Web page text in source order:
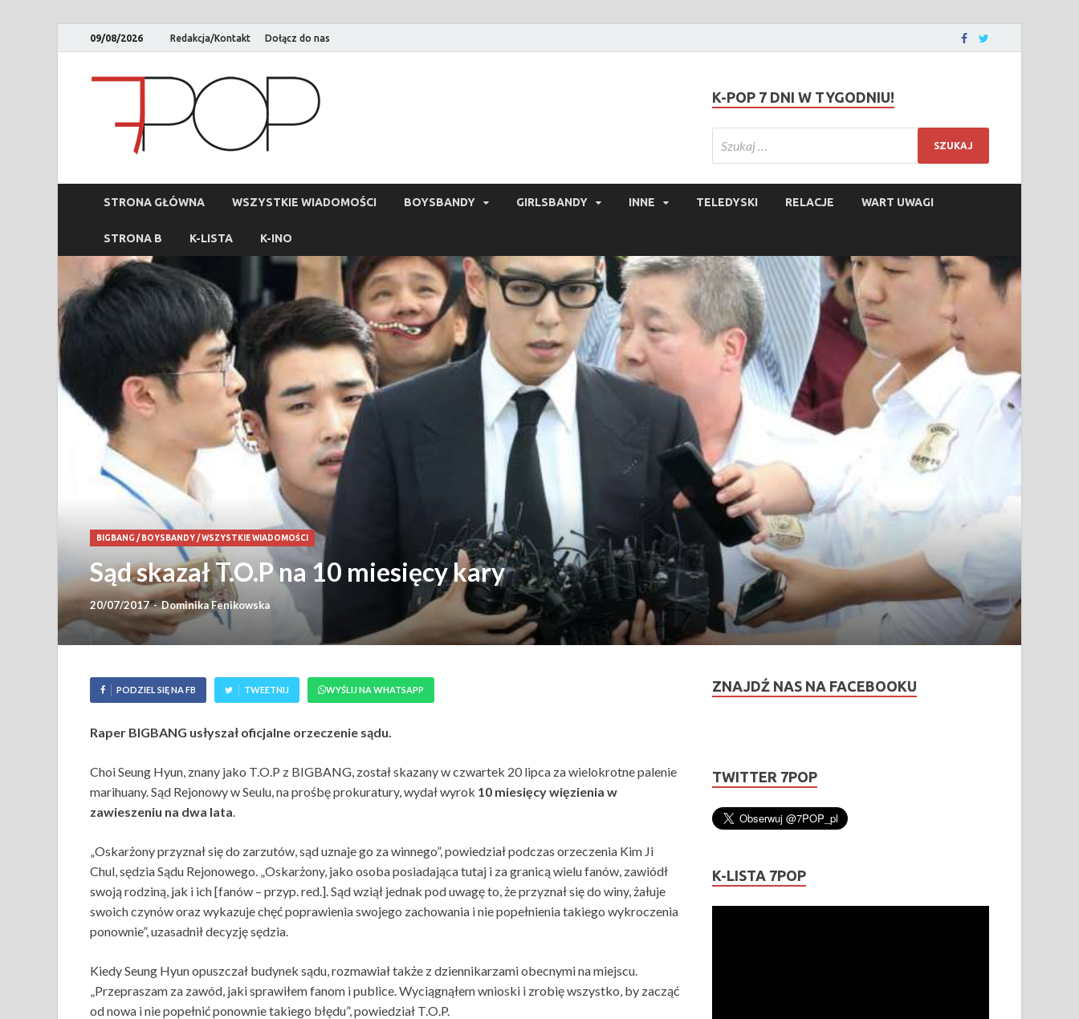
09/08/2026 Redakcja/Kontakt Dołącz do nas
K-POP 7 DNI W TYGODNIU!
STRONA GŁÓWNA WSZYSTKIE WIADOMOŚCI BOYSBANDY GIRLSBANDY INNE TELEDYSKI RELACJE WART UWAGI
STRONA B K-LISTA K-INO
BIGBANG / BOYSBANDY/WSZYSTKIE WIADOMOŚCI
Sąd skazał T.O.P na 10 miesięcy kary
20/07/2017-Dominika Fenikowska
PODZIEL SIĘ NA FB TWEETNIJ WYŚLIJ NA WHATSAPP
Raper BIGBANG usłyszał oficjalne orzeczenie sądu.
Choi Seung Hyun, znany jako T.O.P z BIGBANG, został skazany w czwartek 20 lipca za wielokrotne palenie
marihuany. Sąd Rejonowy w Seulu, na prośbę prokuratury, wydał wyrok 10 miesięcy więzienia w
zawieszeniu na dwa lata.
„Oskarżony przyznał się do zarzutów, sąd uznaje go za winnego”, powiedział podczas orzeczenia Kim Ji
Chul, sędzia Sądu Rejonowego. „Oskarżony, jako osoba posiadająca tutaj i za granicą wielu fanów, zawiódł
swoją rodziną, jak i ich [fanów – przyp. red.]. Sąd wziął jednak pod uwagę to, że przyznał się do winy, żałuje
swoich czynów oraz wykazuje chęć poprawienia swojego zachowania i nie popełnienia takiego wykroczenia
ponownie”, uzasadnił decyzję sędzia.
Kiedy Seung Hyun opuszczał budynek sądu, rozmawiał także z dziennikarzami obecnymi na miejscu.
„Przepraszam za zawód, jaki sprawiłem fanom i publice. Wyciągnąłem wnioski i zrobię wszystko, by zacząć
od nowa i nie popełnić ponownie takiego błędu”, powiedział T.O.P.
ZNAJDŹ NAS NA FACEBOOKU
TWITTER 7POP
K-LISTA 7POP